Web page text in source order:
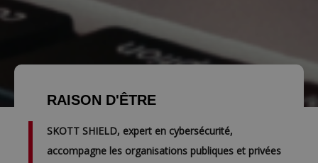
RAISON D'ÊTRE
SKOTT SHIELD, expert en cybersécurité,
accompagne les organisations publiques et privées